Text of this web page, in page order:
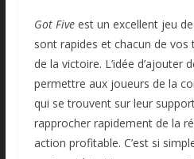
Got Fiveest un excellent jeu
sont rapides et chacun de
de la victoire. L’idée d’ajouter
permettre aux joueurs de la
qui se trouvent sur leur
rapprocher rapidement de la
action profitable. C’est si